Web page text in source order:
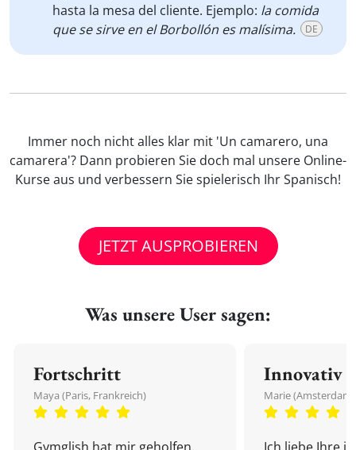
hasta la mesa del cliente. Ejemplo: la comida
que se sirve en el Borbollón es malísima.
DE
Immer noch nicht alles klar mit 'Un camarero, una
camarera'? Dann probieren Sie doch mal unsere Online-
Kurse aus und verbessern Sie spielerisch Ihr Spanisch!
JETZT AUSPROBIEREN
Was unsere User sagen:
Fortschritt
Maya (Paris, Frankreich)
Innovativ
Marie